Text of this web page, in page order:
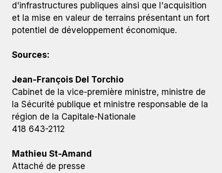
d'infrastructures publiques ainsi que l'acquisition
et la mise en valeur de terrains présentant un fort
potentiel de développement économique.
Sources:
Jean-François Del Torchio
Cabinet de la vice-première ministre, ministre de
la Sécurité publique et ministre responsable de la
région de la Capitale-Nationale
418 643-2112
Mathieu St-Amand
Attaché de presse